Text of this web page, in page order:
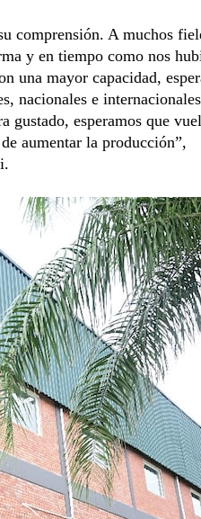
comprensión. A muchos
y en tiempo como nos
una mayor capacidad,
nacionales e
gustado, esperamos que
aumentar la producción”,